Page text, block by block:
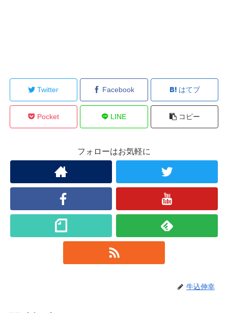
Twitter Facebook はてブ
Pocket LINE コピー
フォローはお気軽に
牛込伸幸